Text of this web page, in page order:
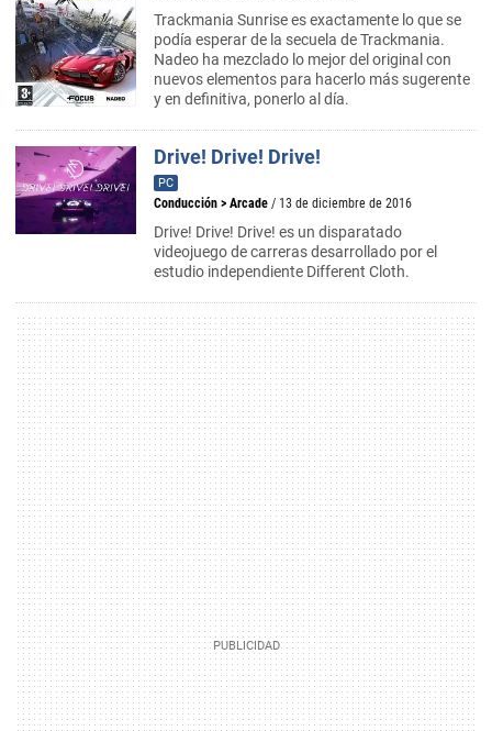
Trackmania Sunrise es exactamente lo que se
podía esperar de la secuela de Trackmania.
Nadeo ha mezclado lo mejor del original con
nuevos elementos para hacerlo más sugerente
y en definitiva, ponerlo al día.
Drive! Drive! Drive!
PC
Conducción > Arcade / 13 de diciembre de 2016
Drive! Drive! Drive! es un disparatado
videojuego de carreras desarrollado por el
estudio independiente Different Cloth.